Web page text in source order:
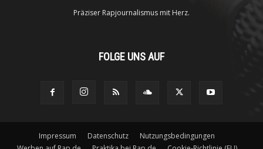
Präziser Rapjournalismus mit Herz.
FOLGE UNS AUF
Impressum Datenschutz
Nutzungsbedingungen